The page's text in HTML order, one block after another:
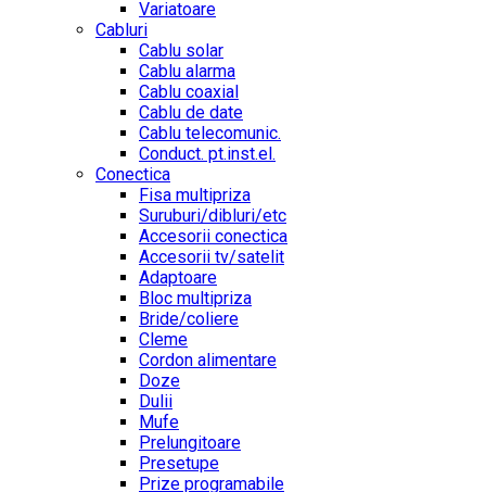
Variatoare
Cabluri
Cablu solar
Cablu alarma
Cablu coaxial
Cablu de date
Cablu telecomunic.
Conduct. pt.inst.el.
Conectica
Fisa multipriza
Suruburi/dibluri/etc
Accesorii conectica
Accesorii tv/satelit
Adaptoare
Bloc multipriza
Bride/coliere
Cleme
Cordon alimentare
Doze
Dulii
Mufe
Prelungitoare
Presetupe
Prize programabile